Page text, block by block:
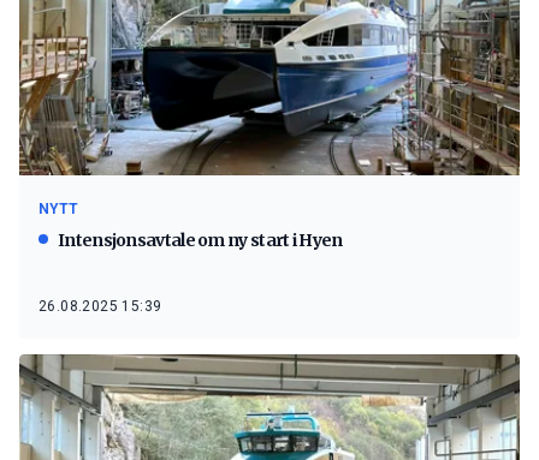
NYTT
Intensjonsavtale om ny start i Hyen
26.08.2025 15:39